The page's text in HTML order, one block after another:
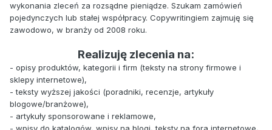
wykonania zleceń za rozsądne pieniądze. Szukam zamówień
pojedynczych lub stałej współpracy. Copywritingiem zajmuję się
zawodowo, w branży od 2008 roku.
Realizuję zlecenia na:
- opisy produktów, kategorii i firm (teksty na strony firmowe i
sklepy internetowe),
- teksty wyższej jakości (poradniki, recenzje, artykuły
blogowe/branżowe),
- artykuły sponsorowane i reklamowe,